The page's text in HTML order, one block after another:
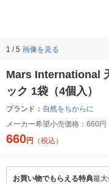
1 / 5 画像を見る
Mars International
ック 1袋（4個入）
ブランド： 自然をちからに
メーカー希望小売価格： 660円
660円 （税込）
お買い物でもらえる特典最